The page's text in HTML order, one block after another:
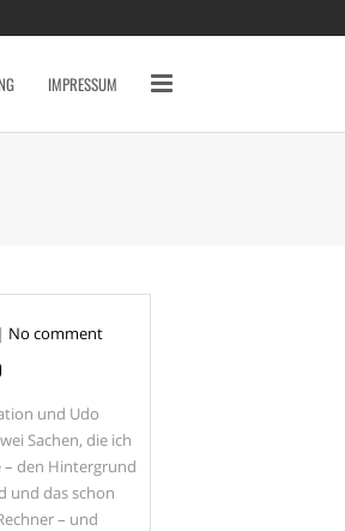
SCHLAGWÖRTER
GRAFFITI
KAMERA
KONZERT
LOCATION
IMPRESSUM
| No comment
und Udo
Sachen, die ich
den Hintergrund
und das schon
– und